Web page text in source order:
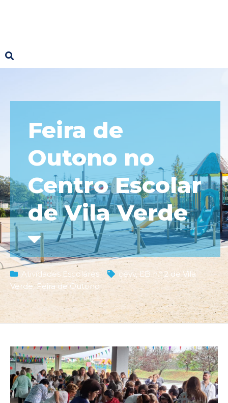
Feira de
Outono no
Centro Escolar
de Vila Verde
Atividades Escolares cevv, EB n.º 2 de Vila
Verde, Feira de Outono